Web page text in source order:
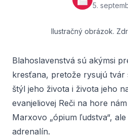
5.
Ilustračný obrázok.
Blahoslavenstvá sú akýmsi
kresťana, pretože rysujú tvár
štýl jeho života i života jeho
evanjeliovej Reči na hore
Marxovo „ópium ľudstva“,
adrenalín.